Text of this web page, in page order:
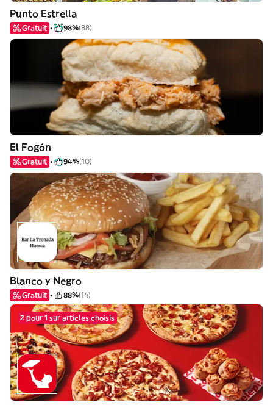
Punto Estrella
Gratuit 98%(88)
El Fogón
Gratuit 94%(10)
Blanco y Negro
Gratuit 88%(14)
2 pour 1 sur articles choisis